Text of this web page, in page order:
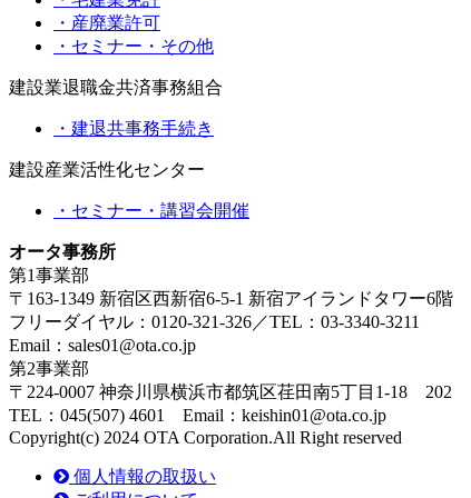
・産廃業許可
・セミナー・その他
建設業退職金共済事務組合
・建退共事務手続き
建設産業活性化センター
・セミナー・講習会開催
オータ事務所
第1事業部
〒163-1349 新宿区西新宿6-5-1 新宿アイランドタワー6階
フリーダイヤル：0120-321-326／TEL：03-3340-3211
Email：sales01@ota.co.jp
第2事業部
〒224-0007 神奈川県横浜市都筑区荏田南5丁目1-18 202
TEL：045(507) 4601 Email：keishin01@ota.co.jp
Copyright(c) 2024 OTA Corporation.All Right reserved
個人情報の取扱い